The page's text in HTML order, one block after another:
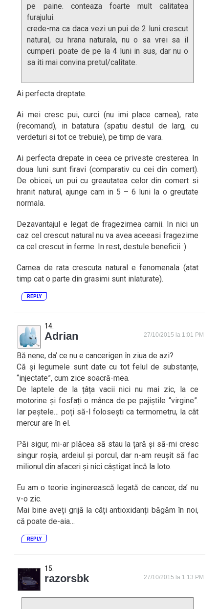
pe paine. conteaza foarte mult calitatea
furajului.
crede-ma ca daca vezi un pui de 2 luni crescut
natural, cu hrana naturala, nu o sa vrei sa il
cumperi. poate de pe la 4 luni in sus, dar nu o
sa iti mai convina pretul/calitate.
Ai perfecta dreptate.
Ai mei cresc pui, curci (nu imi place carnea), rate
(recomand), in batatura (spatiu destul de larg, cu
verdeturi si tot ce trebuie), pe timp de vara.
Ai perfecta drepate in ceea ce priveste cresterea. In
doua luni sunt firavi (comparativ cu cei din comert).
De obicei, un pui cu greautatea celor din comert si
hranit natural, ajunge cam in 5 – 6 luni la o greutate
normala.
Dezavantajul e legat de fragezimea carnii. In nici un
caz cel crescut natural nu va avea aceeasi fragezime
ca cel crescut in ferme. In rest, destule beneficii :)
Carnea de rata crescuta natural e fenomenala (atat
timp cat o parte din grasimi sunt inlaturate).
REPLY
Adrian 27/10/2015 la 1:01 PM
Bă nene, da’ ce nu e cancerigen în ziua de azi?
Că și legumele sunt date cu tot felul de substanțe,
“injectate”, cum zice soacră-mea.
De laptele de la țâța vacii nici nu mai zic, la ce
motorine și fosfați o mânca de pe pajiștile “virgine”.
Iar peștele… poți să-l folosești ca termometru, la cât
mercur are în el.
Păi sigur, mi-ar plăcea să stau la țară și să-mi cresc
singur roșia, ardeiul și porcul, dar n-am reușit să fac
milionul din afaceri și nici câștigat încă la loto.
Eu am o teorie inginerească legată de cancer, da’ nu
v-o zic.
Mai bine aveți grijă la câți antioxidanți băgăm în noi,
că poate de-aia…
REPLY
razorsbk 27/10/2015 la 1:13 PM